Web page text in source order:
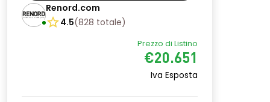
Renord.com
4.5(828 totale)
Prezzo di Listino
€20.651
Iva Esposta